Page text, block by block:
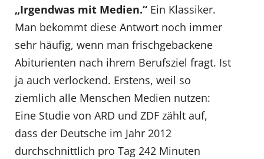
„Irgendwas mit Medien.“ Ein Klassiker.
Man bekommt diese Antwort noch immer
sehr häufig, wenn man frischgebackene
Abiturienten nach ihrem Berufsziel fragt. Ist
ja auch verlockend. Erstens, weil so
ziemlich alle Menschen Medien nutzen:
Eine Studie von ARD und ZDF zählt auf,
dass der Deutsche im Jahr 2012
durchschnittlich pro Tag 242 Minuten